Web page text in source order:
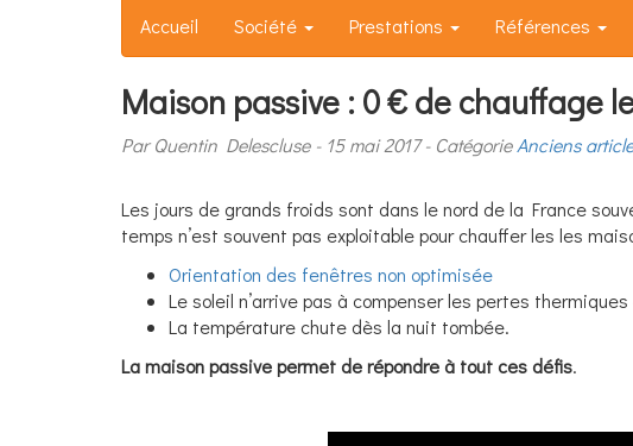
Accueil Société Prestations Références
Maison passive : 0 € de chauffage
Par Quentin Delescluse 15 mai 2017 CatégorieAnciens
Les jours de grands froids sont dans le nord de la France
temps n’est souvent pas exploitable pour chauffer les les
Orientation des fenêtres non optimisée
Le soleil n’arrive pas à compenser les pertes thermiques
La température chute dès la nuit tombée.
La maison passive permet de répondre à tout ces défis.